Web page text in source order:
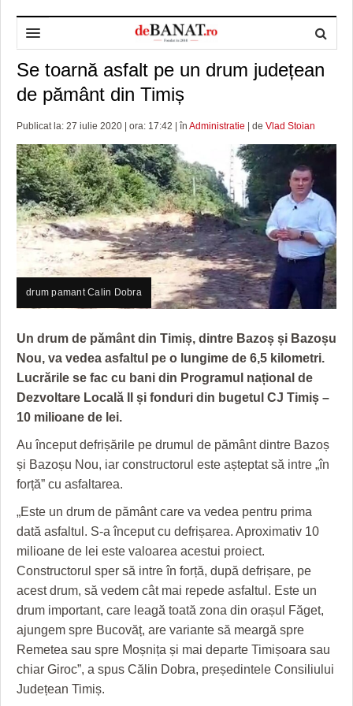
HOME
DESPRE NOI
REDACȚIA DEBANAT
POLITICA DE COOKIES
POLITICA DE CONFIDENȚIALITATE
ADMINISTRAȚIE
PRIMĂRIA TIMIŞOARA
CONSILIUL JUDEŢEAN TIMIŞ
PREFECTURA TIMIŞ
POLITICĂ
POLITICA
SPORT
POLI TIMISOARA
FOTBAL JUDETEAN
ALTE SPORTURI
OPINII
DOSARELE DEBANAT
ETICA LUCIDITĂȚII ASISTATE
JURNAL DE CAMPANIE
GRĂDINA TAICII DOMNULUI
CU OIŞTEA-N KIERKEGAARD
FINANŢĂRI DE LA A LA Z
PE SURSE
TIMP LIBER ȘI CULTURĂ
TIMP LIBER
ULTRAMARIN VA RECOMANDA
CRONICĂ DE FILM
FILME DOCUMENTARE
CLIPURI VIDEO
JOCURI ONLINE
ECONOMIC
AFACERI
SĂNĂTATE
ACCIDENTE
INFO SI UTILE
CULTURA
INVATAMANT
JUSTITIE
FILME DOCUMENTARE
JOCURI ONLINE
DIVERSE
FARMACII DIN TIMIŞOARA
Se toarnă asfalt pe un drum județean
de pământ din Timiș
Publicat la: 27 iulie 2020 | ora: 17:42 | în Administratie | de Vlad Stoian
drum pamant Calin Dobra
Un drum de pământ din Timiș, dintre Bazoș și Bazoșu
Nou, va vedea asfaltul pe o lungime de 6,5 kilometri.
Lucrările se fac cu bani din Programul național de
Dezvoltare Locală II și fonduri din bugetul CJ Timiș –
10 milioane de lei.
Au început defrișările pe drumul de pământ dintre Bazoș
și Bazoșu Nou, iar constructorul este așteptat să intre „în
forță” cu asfaltarea.
„Este un drum de pământ care va vedea pentru prima
dată asfaltul. S-a început cu defrișarea. Aproximativ 10
milioane de lei este valoarea acestui proiect.
Constructorul sper să intre în forță, după defrișare, pe
acest drum, să vedem cât mai repede asfaltul. Este un
drum important, care leagă toată zona din orașul Făget,
ajungem spre Bucovăț, are variante să meargă spre
Remetea sau spre Moșnița și mai departe Timișoara sau
chiar Giroc”, a spus Călin Dobra, președintele Consiliului
Județean Timiș.